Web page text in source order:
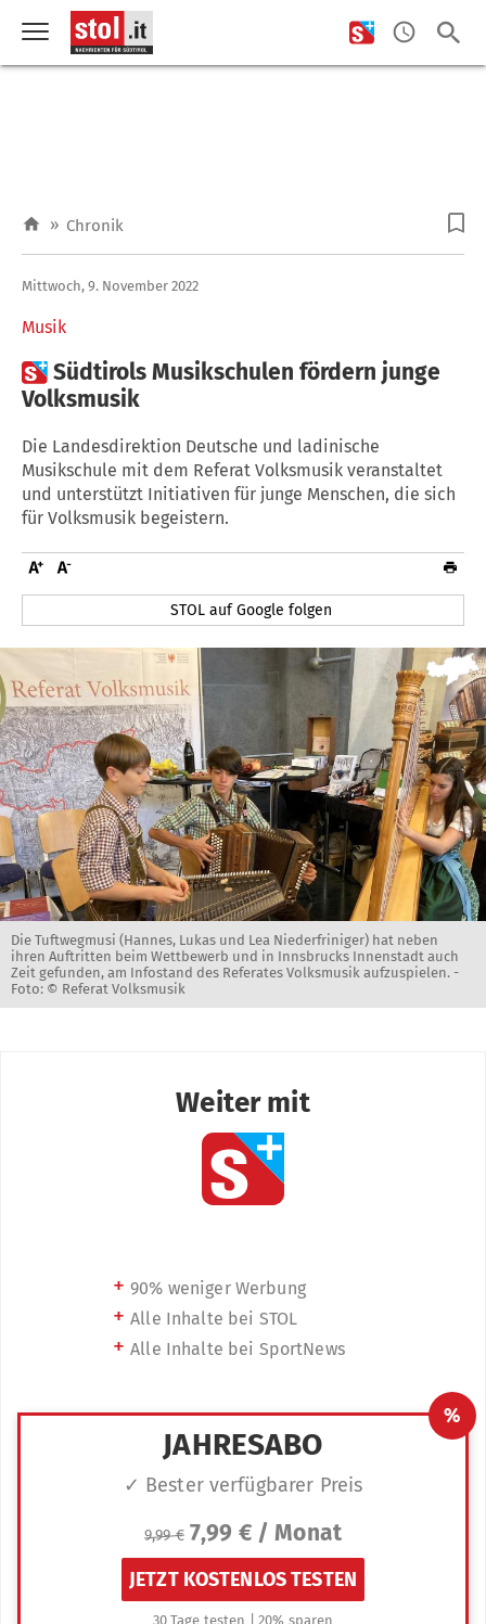
» Chronik
Musik
Mittwoch, 9. November 2022
Südtirols Musikschulen fördern junge
Volksmusik
Die Landesdirektion Deutsche und ladinische
Musikschule mit dem Referat Volksmusik veranstaltet
und unterstützt Initiativen für junge Menschen, die sich
für Volksmusik begeistern.
STOL auf Google folgen
Die Tuftwegmusi (Hannes, Lukas und Lea Niederfriniger) hat neben
ihren Auftritten beim Wettbewerb und in Innsbrucks Innenstadt auch
Zeit gefunden, am Infostand des Referates Volksmusik aufzuspielen. -
Foto: © Referat Volksmusik